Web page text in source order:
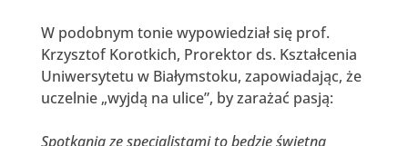
W podobnym tonie wypowiedział się prof.
Krzysztof Korotkich, Prorektor ds. Kształcenia
Uniwersytetu w Białymstoku, zapowiadając, że
uczelnie „wyjdą na ulice”, by zarażać pasją:
Spotkania ze specjalistami to będzie świetna